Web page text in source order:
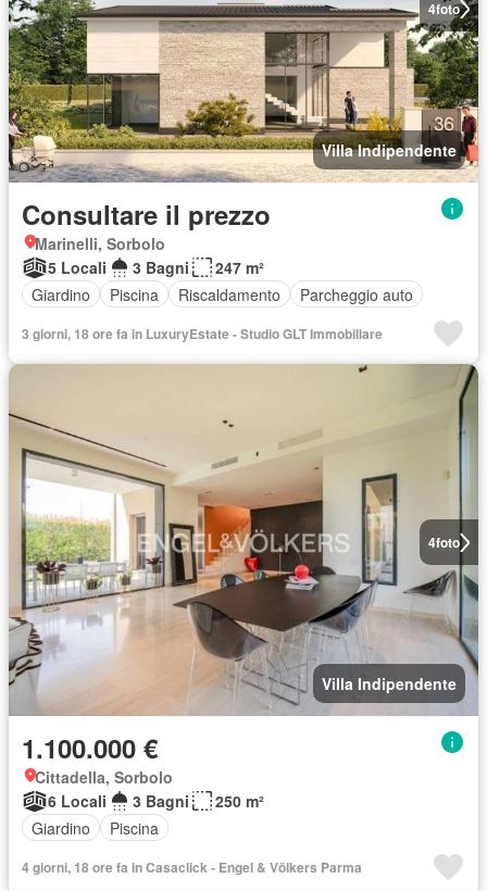
4foto
Villa Indipendente
Consultare il prezzo
Marinelli, Sorbolo
5 Locali
3 Bagni
247 m²
Giardino
Piscina Riscaldamento Parcheggio auto
3 giorni, 18 ore fa in LuxuryEstate - Studio GLT Immobiliare
4foto
Villa Indipendente
1.100.000 €
Cittadella, Sorbolo
6 Locali
3 Bagni
250 m²
Giardino
Piscina
4 giorni, 18 ore fa in Casaclick - Engel & Völkers Parma